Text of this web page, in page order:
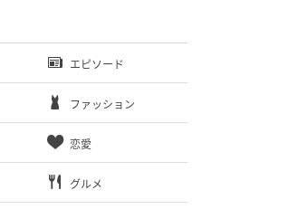
エピソード
ファッション
恋愛
グルメ